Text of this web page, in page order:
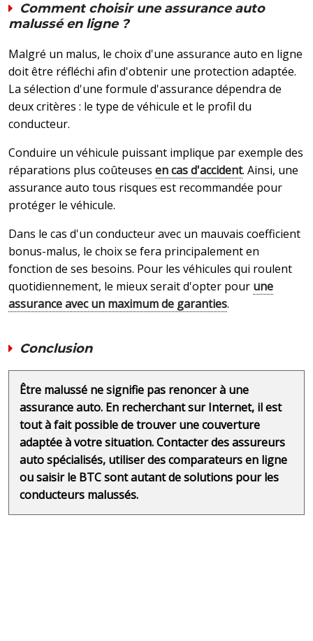
Comment choisir une assurance auto
malussé en ligne ?
Malgré un malus, le choix d'une assurance auto en ligne
doit être réfléchi afin d'obtenir une protection adaptée.
La sélection d'une formule d'assurance dépendra de
deux critères : le type de véhicule et le profil du
conducteur.
Conduire un véhicule puissant implique par exemple des
réparations plus coûteuses en cas d'accident. Ainsi, une
assurance auto tous risques est recommandée pour
protéger le véhicule.
Dans le cas d'un conducteur avec un mauvais coefficient
bonus-malus, le choix se fera principalement en
fonction de ses besoins. Pour les véhicules qui roulent
quotidiennement, le mieux serait d'opter pour une
assurance avec un maximum de garanties.
Conclusion
Être malussé ne signifie pas renoncer à une
assurance auto. En recherchant sur Internet, il est
tout à fait possible de trouver une couverture
adaptée à votre situation. Contacter des assureurs
auto spécialisés, utiliser des comparateurs en ligne
ou saisir le BTC sont autant de solutions pour les
conducteurs malussés.